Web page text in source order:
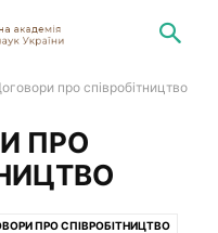
про співробітництво
ПРО
ПРО СПІВРОБІТНИЦТВО